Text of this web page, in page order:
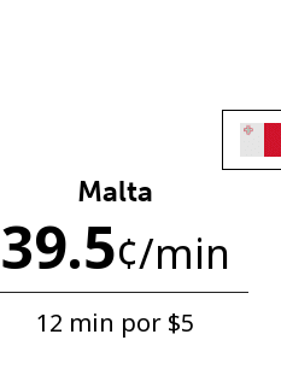
Malta
39.5¢/min
12 min por ⁦$5⁩